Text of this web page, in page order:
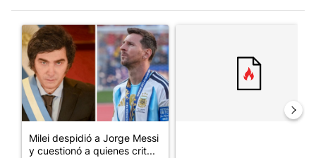
Un artículo de tendencia con el título "Milei despidió a Jorge
Milei despidió a Jorge Messi
y cuestionó a quienes crit...